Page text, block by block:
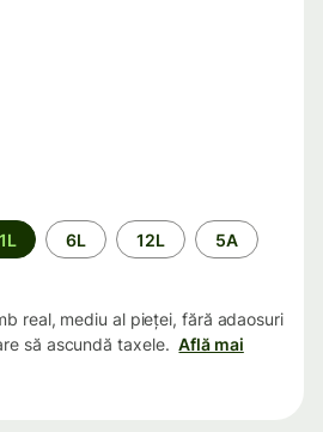
1L 6L 12L 5A
real, mediu al pieței, fără adaosuri
să ascundă taxele. Află mai